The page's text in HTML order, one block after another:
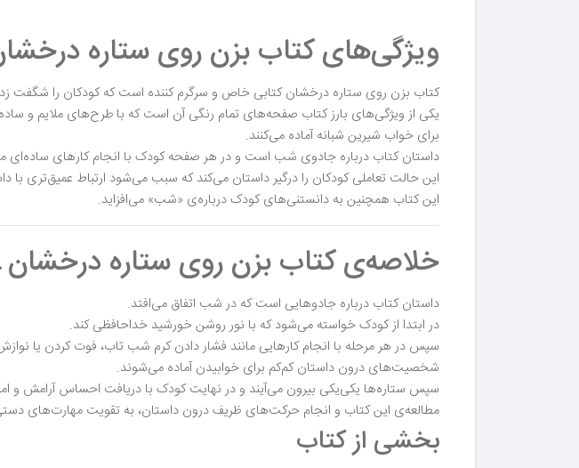
ویژگی‌های کتاب بزن روی ستاره
کتاب بزن روی ستاره درخشان کتابی خاص و سرگرم کننده است که کودکان را شگفت
یکی از ویژگی‌های بارز کتاب صفحه‌های تمام رنگی آن است که با طرح‌های ملایم و
برای خواب شیرین شبانه آماده می‌کنند.
داستان کتاب درباره جادوی شب است و در هر صفحه کودک با انجام کارهای ساده‌ای
این حالت تعاملی کودکان را درگیر داستان می‌کند که سبب می‌شود ارتباط عمیق‌تری با
این کتاب همچنین به دانستنی‌های کودک درباره‌ی «شب» می‌افزاید.
خلاصه‌ی کتاب بزن روی ستاره
داستان کتاب درباره جادوهایی است که در شب اتفاق می‌افتد.
در ابتدا از کودک خواسته می‌شود که با نور روشن خورشید خداحافظی کند.
سپس در هر مرحله با انجام کارهایی مانند فشار دادن کرم شب تاب، فوت کردن یا
شخصیت‌های درون داستان کم‌کم برای خوابیدن آماده می‌شوند.
سپس ستاره‌ها یکی‌یکی بیرون می‌آیند و در نهایت کودک با دریافت احساس آرامش و
مطالعه‌ی این کتاب و انجام حرکت‌های ظریف درون داستان، به تقویت مهارت‌های
بخشی از کتاب